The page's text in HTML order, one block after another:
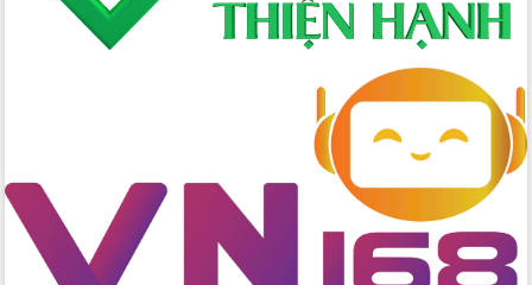
Ứng dụng sinh trắc học - Bước tiến
trong hành trình chuyển đổi số tại Đắk
bền vững
Tập huấn nâng cao năng lực triển khai
chuyển đổi số cho cán bộ, công chức
cấp xã